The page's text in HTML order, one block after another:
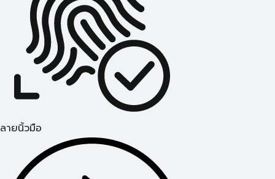
ลายนิ้วมือ